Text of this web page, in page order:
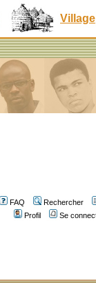
Village
FAQ
Rechercher
Profil
Se